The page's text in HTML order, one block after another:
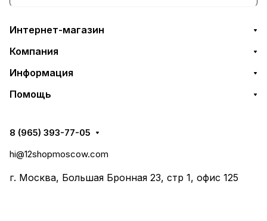
Интернет-магазин
Компания
Информация
Помощь
8 (965) 393-77-05
hi@12shopmoscow.com
г. Москва, Большая Бронная 23, стр 1, офис 125